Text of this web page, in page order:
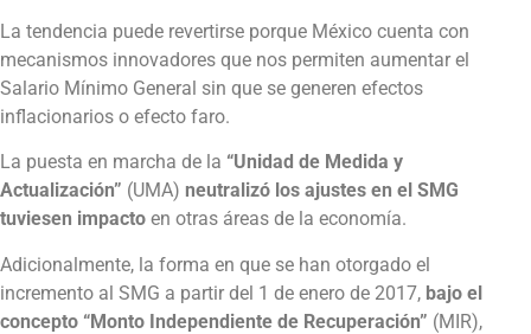
La tendencia puede revertirse porque México cuenta con
mecanismos innovadores que nos permiten aumentar el
Salario Mínimo General sin que se generen efectos
inflacionarios o efecto faro.
La puesta en marcha de la “Unidad de Medida y
Actualización” (UMA) neutralizó los ajustes en el SMG
tuviesen impacto en otras áreas de la economía.
Adicionalmente, la forma en que se han otorgado el
incremento al SMG a partir del 1 de enero de 2017, bajo el
concepto “Monto Independiente de Recuperación” (MIR),